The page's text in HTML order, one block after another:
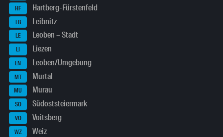
HF Hartberg-Fürstenfeld
LB Leibnitz
LE Leoben – Stadt
LI Liezen
LN Leoben/Umgebung
MT Murtal
MU Murau
SO Südoststeiermark
VO Voitsberg
WZ Weiz